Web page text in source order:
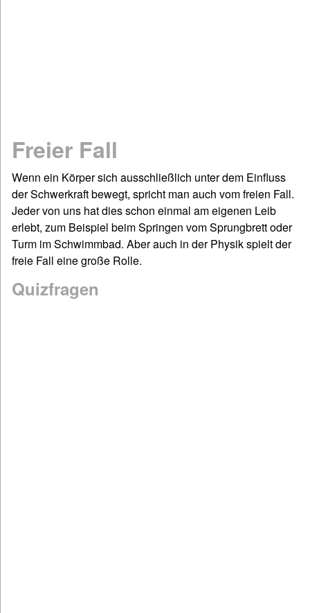
Geschichte
Figuren- & Bilderrätsel
Informationen
Impressum / Kontakt
Links und Rechts
Startseite
Freier Fall
Wenn ein Körper sich ausschließlich unter dem Einfluss
der Schwerkraft bewegt, spricht man auch vom freien Fall.
Jeder von uns hat dies schon einmal am eigenen Leib
erlebt, zum Beispiel beim Springen vom Sprungbrett oder
Turm im Schwimmbad. Aber auch in der Physik spielt der
freie Fall eine große Rolle.
Quizfragen